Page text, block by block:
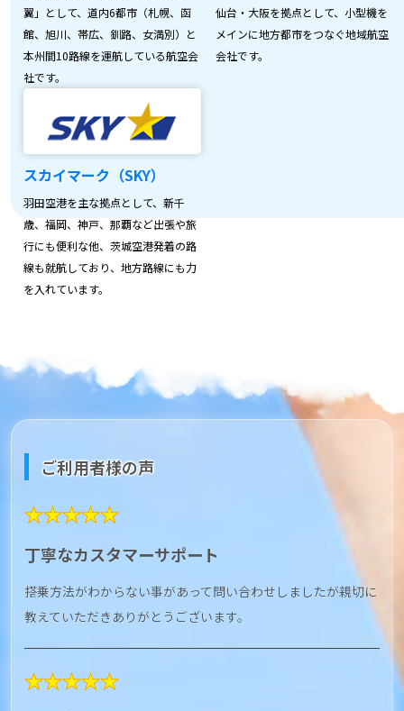
翼」として、道内6都市（札幌、函
館、旭川、帯広、釧路、女満別）と
本州間10路線を運航している航空会
社です。
仙台・大阪を拠点として、小型機を
メインに地方都市をつなぐ地域航空
会社です。
スカイマーク（SKY）
羽田空港を主な拠点として、新千
歳、福岡、神戸、那覇など出張や旅
行にも便利な他、茨城空港発着の路
線も就航しており、地方路線にも力
を入れています。
ご利用者様の声
★★★★★
丁寧なカスタマーサポート
搭乗方法がわからない事があって問い合わせしましたが親切に
教えていただきありがとうございます。
★★★★★